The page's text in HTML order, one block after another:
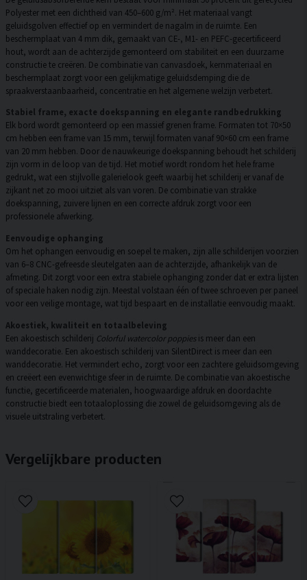
Polyester met een dichtheid van 450–600 g/m². Het materiaal vangt
geluidsgolven effectief op en vermindert de nagalm in de ruimte. Een
beschermplaat van 4 mm dik, gemaakt van CE-, M1- en PEFC-gecertificeerd
hout, wordt aan de achterzijde gemonteerd om stabiliteit en een duurzame
constructie te creëren. De combinatie van canvasdoek, kernmateriaal en
beschermplaat zorgt voor een gelijkmatige geluidsdemping die de
spraakverstaanbaarheid, concentratie en het algemene welzijn verbetert.
Stabiel frame, exacte doekspanning en elegante randbedrukking
Elk bord wordt gemonteerd op een massief grenen frame. Formaten tot 70×50
cm hebben een frame van 15 mm, terwijl formaten vanaf 90×60 cm een frame
van 20 mm hebben. Door de nauwkeurige doekspanning behoudt het schilderij
zijn vorm in de loop van de tijd. Het motief wordt rondom het hele frame
gedrukt, wat een stijlvolle galerielook geeft waarbij het schilderij er vanaf de
zijkant net zo mooi uitziet als van voren. De combinatie van strakke
doekspanning, zuivere lijnen en een correcte afdruk zorgt voor een
professionele afwerking.
Eenvoudige ophanging
Om het ophangen eenvoudig en soepel te maken, zijn alle schilderijen voorzien
van 6–8 CNC-gefreesde sleutelgaten aan de achterzijde, afhankelijk van de
afmeting. Dit zorgt voor een extra stabiele ophanging zonder dat er extra lijsten
of speciale haken nodig zijn. Meestal volstaan één of twee schroeven per paneel
voor een veilige montage, wat tijd bespaart en de installatie eenvoudig maakt.
Akoestiek, kwaliteit en totaalbeleving
Een akoestisch schilderij Colorful watercolor poppiesis meer dan een
wanddecoratie. Een akoestisch schilderij van SilentDirect is meer dan een
wanddecoratie. Het vermindert echo, zorgt voor een zachtere geluidsomgeving
en creëert een evenwichtige sfeer in de ruimte. De combinatie van akoestische
functie, gecertificeerde materialen, hoogwaardige afdruk en doordachte
constructie biedt een totaaloplossing die zowel de geluidsomgeving als de
visuele uitstraling verbetert.
Vergelijkbare producten